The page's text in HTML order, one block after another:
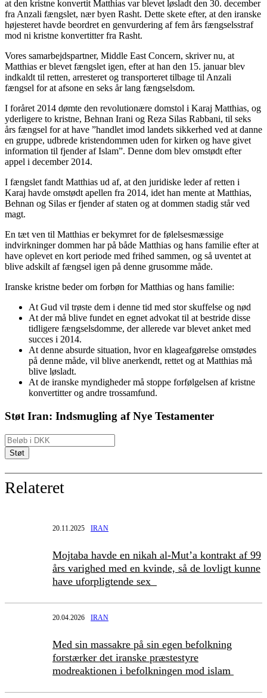
at den kristne konvertit Matthias var blevet løsladt den 30. december
fra Anzali fængslet, nær byen Rasht. Dette skete efter, at den iranske
højesteret havde beordret en genvurdering af fem års fængselsstraf
mod ni kristne konvertitter fra Rasht.
Vores samarbejdspartner, Middle East Concern, skriver nu, at
Matthias er blevet fængslet igen, efter at han den 15. januar blev
indkaldt til retten, arresteret og transporteret tilbage til Anzali
fængsel for at afsone en seks år lang fængselsdom.
I foråret 2014 dømte den revolutionære domstol i Karaj Matthias, og
yderligere to kristne, Behnan Irani og Reza Silas Rabbani, til seks
års fængsel for at have ”handlet imod landets sikkerhed ved at danne
en gruppe, udbrede kristendommen uden for kirken og have givet
information til fjender af Islam”. Denne dom blev omstødt efter
appel i december 2014.
I fængslet fandt Matthias ud af, at den juridiske leder af retten i
Karaj havde omstødt apellen fra 2014, idet han mente at Matthias,
Behnan og Silas er fjender af staten og at dommen stadig står ved
magt.
En tæt ven til Matthias er bekymret for de følelsesmæssige
indvirkninger dommen har på både Matthias og hans familie efter at
have oplevet en kort periode med frihed sammen, og så uventet at
blive adskilt af fængsel igen på denne grusomme måde.
Iranske kristne beder om forbøn for Matthias og hans familie:
At Gud vil trøste dem i denne tid med stor skuffelse og nød
At der må blive fundet en egnet advokat til at bestride disse
tidligere fængselsdomme, der allerede var blevet anket med
succes i 2014.
At denne absurde situation, hvor en klageafgørelse omstødes
på denne måde, vil blive anerkendt, rettet og at Matthias må
blive løsladt.
At de iranske myndigheder må stoppe forfølgelsen af kristne
konvertitter og andre trossamfund.
Støt Iran: Indsmugling af Nye Testamenter
Relateret
20.11.2025 IRAN
Mojtaba havde en nikah al-Mut’a kontrakt af 99
års varighed med en kvinde, så de lovligt kunne
have uforpligtende sex
20.04.2026 IRAN
Med sin massakre på sin egen befolkning
forstærker det iranske præstestyre
modreaktionen i befolkningen mod islam